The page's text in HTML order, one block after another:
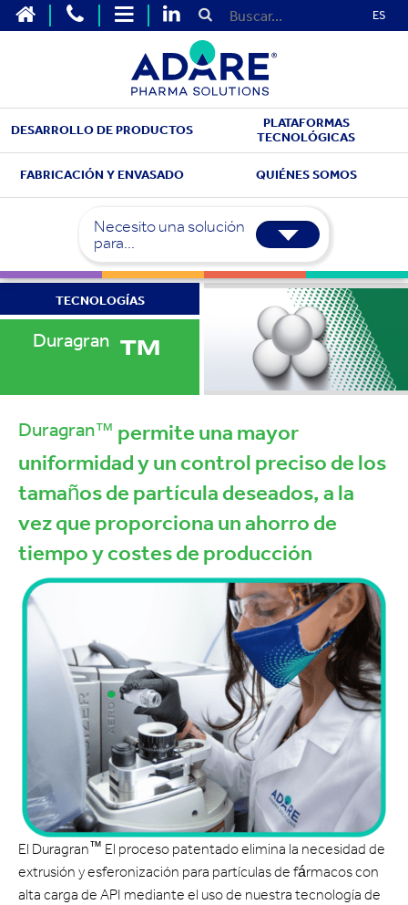
ES
DESARROLLO DE PRODUCTOS
PLATAFORMAS
TECNOLÓGICAS
FABRICACIÓN Y ENVASADO QUIÉNES SOMOS
Necesito una solución
para...
TECNOLOGÍAS
Duragran ™
Duragran™ permite una mayor
uniformidad y un control preciso de los
tamaños de partícula deseados, a la
vez que proporciona un ahorro de
tiempo y costes de producción
El Duragran™ El proceso patentado elimina la necesidad de
extrusión y esferonización para partículas de fármacos con
alta carga de API mediante el uso de nuestra tecnología de